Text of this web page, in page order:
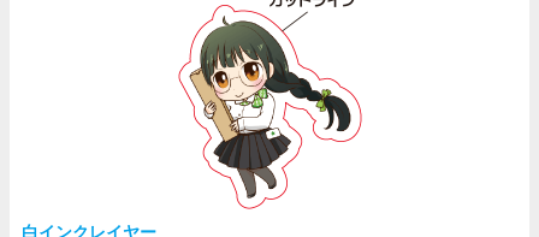
白インクレイヤー